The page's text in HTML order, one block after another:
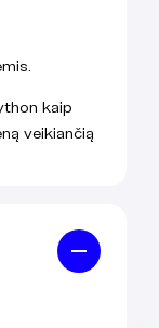
kaip
veikiančią